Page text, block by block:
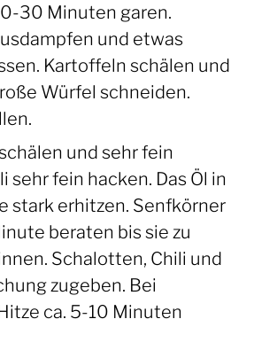
30 Minuten garen.
und etwas
Kartoffeln schälen und
Würfel schneiden.
und sehr fein
sehr fein hacken. Das Öl in
stark erhitzen. Senfkörner
beraten bis sie zu
Schalotten, Chili und
zugeben. Bei
ca. 5-10 Minuten